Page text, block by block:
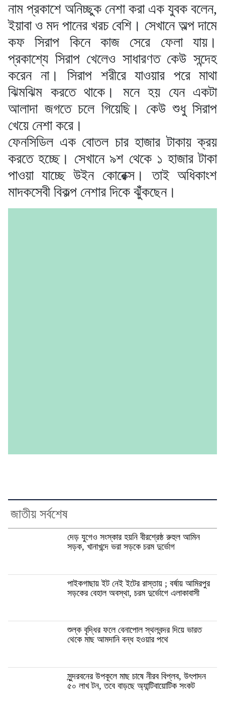
নাম প্রকাশে অনিচ্ছুক নেশা করা এক যুবক বলেন,
ইয়াবা ও মদ পানের খরচ বেশি। সেখানে অল্প দামে
কফ সিরাপ কিনে কাজ সেরে ফেলা যায়।
প্রকাশ্যে সিরাপ খেলেও সাধারণত কেউ সন্দেহ
করেন না। সিরাপ শরীরে যাওয়ার পরে মাথা
ঝিমঝিম করতে থাকে। মনে হয় যেন একটা
আলাদা জগতে চলে গিয়েছি। কেউ শুধু সিরাপ
খেয়ে নেশা করে।
ফেনসিডিল এক বোতল চার হাজার টাকায় ক্রয়
করতে হচ্ছে। সেখানে ৯শ থেকে ১ হাজার টাকা
পাওয়া যাচ্ছে উইন কোরেক্স। তাই অধিকাংশ
মাদকসেবী বিকল্প নেশার দিকে ঝুঁঁকছেন।
জাতীয় সর্বশেষ
দেড় যুগেও সংস্কার হয়নি বীরশ্রেষ্ঠ রুহুল আমিন
সড়ক, খানাখন্দে ভরা সড়কে চরম দুর্ভোগ
পাইকগাছায় ইট নেই ইটের রাস্তায় ; বর্ষায় আমিরপুর
সড়কের বেহাল অবস্থা, চরম দুর্ভোগে এলাকাবাসী
শুল্ক বৃদ্ধির ফলে বেনাপোল স্থলবন্দর দিয়ে ভারত
থেকে মাছ আমদানি বন্ধ হওয়ার পথে
সুন্দরবনের উপকূলে মাছ চাষে নীরব বিপ্লব, উৎপাদন
৫০ লাখ টন, তবে বাড়ছে অ্যান্টিবায়োটিক সংকট